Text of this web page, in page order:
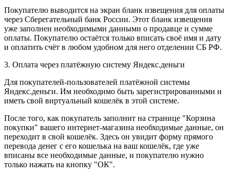
Покупателю выводится на экран бланк извещения для оплаты
через Сберегательный банк России. Этот бланк извещения
уже заполнен необходимыми данными о продавце и сумме
оплаты. Покупателю остаётся только вписать своё имя и дату
и оплатить счёт в любом удобном для него отделении СБ РФ.
3. Оплата через платёжную систему Яндекс.деньги
Для покупателей-пользователей платёжной системы
Яндекс.деньги. Им необходимо быть зарегистрированными и
иметь свой виртуальный кошелёк в этой системе.
После того, как покупатель заполнит на странице "Корзина
покупки" вашего интернет-магазина необходимые данные, он
переходит в свой кошелёк. Здесь он увидит форму прямого
перевода денег с его кошелька на ваш кошелёк, где уже
вписаны все необходимые данные, и покупателю нужно
только нажать на кнопку "ОК".